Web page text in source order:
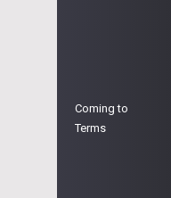
Coming to
Terms